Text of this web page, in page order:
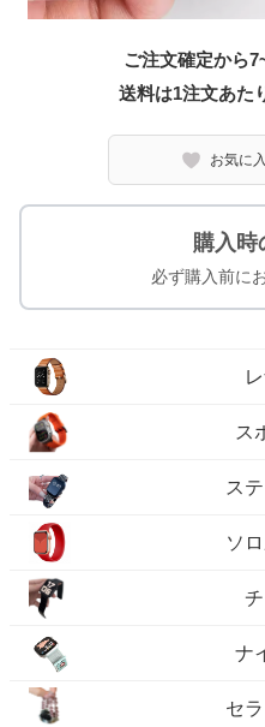
ご注文確定から
送料は1注文あた
お気に
購入時
必ず購入前に
ス
ス
ソ
ナ
セ